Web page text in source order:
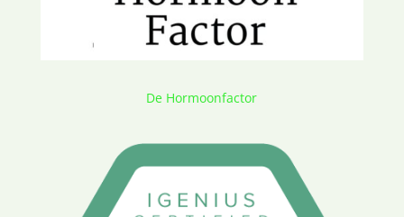
De Hormoonfactor